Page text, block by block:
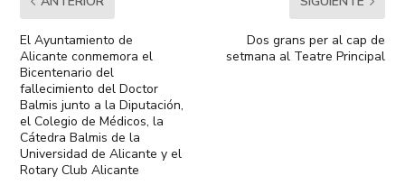
El Ayuntamiento de
Alicante conmemora el
Bicentenario del
fallecimiento del Doctor
Balmis junto a la Diputación,
el Colegio de Médicos, la
Cátedra Balmis de la
Universidad de Alicante y el
Rotary Club Alicante
Dos grans per al cap de
setmana al Teatre Principal